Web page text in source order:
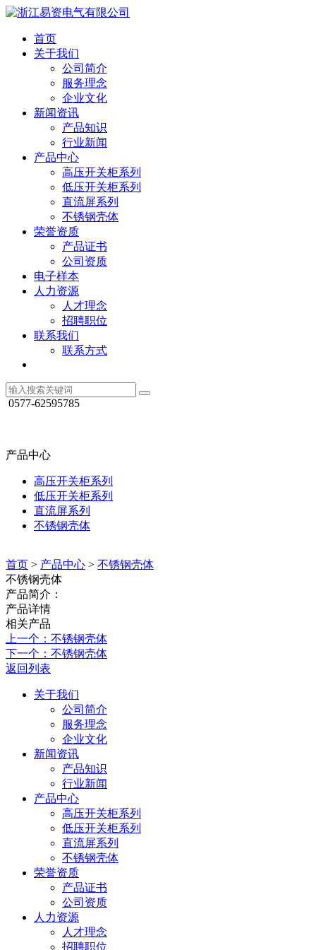
首页
关于我们
公司简介
服务理念
企业文化
新闻资讯
产品知识
行业新闻
产品中心
高压开关柜系列
低压开关柜系列
直流屏系列
不锈钢壳体
荣誉资质
产品证书
公司资质
电子样本
人力资源
人才理念
招聘职位
联系我们
联系方式
0577-62595785
产品中心
高压开关柜系列
低压开关柜系列
直流屏系列
不锈钢壳体
首页 > 产品中心 > 不锈钢壳体
不锈钢壳体
产品简介：
产品详情
相关产品
上一个：不锈钢壳体
下一个：不锈钢壳体
返回列表
关于我们
公司简介
服务理念
企业文化
新闻资讯
产品知识
行业新闻
产品中心
高压开关柜系列
低压开关柜系列
直流屏系列
不锈钢壳体
荣誉资质
产品证书
公司资质
人力资源
人才理念
招聘职位